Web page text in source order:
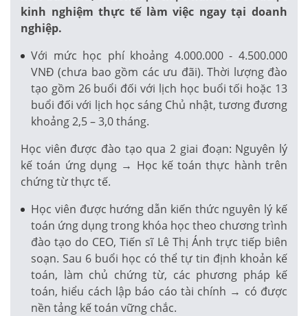
kinh nghiệm thực tế làm việc ngay tại doanh
nghiệp.
Với mức học phí khoảng 4.000.000 - 4.500.000
VNĐ (chưa bao gồm các ưu đãi). Thời lượng đào
tạo gồm 26 buổi đối với lịch học buổi tối hoặc 13
buổi đối với lịch học sáng Chủ nhật, tương đương
khoảng 2,5 – 3,0 tháng.
Học viên được đào tạo qua 2 giai đoạn: Nguyên lý
kế toán ứng dụng → Học kế toán thực hành trên
chứng từ thực tế.
Học viên được hướng dẫn kiến thức nguyên lý kế
toán ứng dụng trong khóa học theo chương trình
đào tạo do CEO, Tiến sĩ Lê Thị Ánh trực tiếp biên
soạn. Sau 6 buổi học có thể tự tin định khoản kế
toán, làm chủ chứng từ, các phương pháp kế
toán, hiểu cách lập báo cáo tài chính → có được
nền tảng kế toán vững chắc.